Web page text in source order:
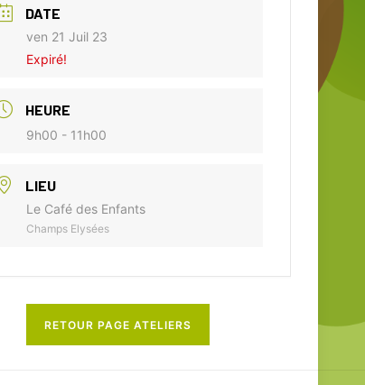
DATE
ven 21 Juil 23
Expiré!
HEURE
9h00 - 11h00
LIEU
Le Café des Enfants
Champs Elysées
RETOUR PAGE ATELIERS